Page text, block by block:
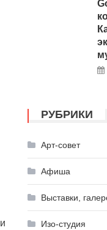
РУБРИКИ
Арт-совет
Афиша
Выставки,
Изо-студия